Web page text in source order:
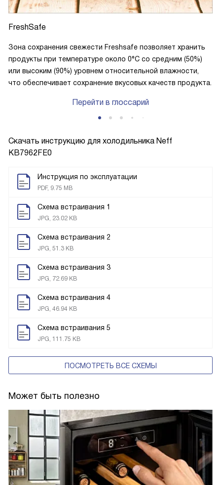
Скачать инструкцию для холодильника Neff
KB7962FE0
Инструкция по эксплуатации
PDF, 9.75 MB
Схема встраивания 1
JPG, 23.02 KB
Схема встраивания 2
JPG, 51.3 KB
Схема встраивания 3
JPG, 72.69 KB
Схема встраивания 4
JPG, 46.94 KB
Схема встраивания 5
JPG, 111.75 KB
ПОСМОТРЕТЬ ВСЕ СХЕМЫ
Может быть полезно
FreshSafe
Зона сохранения свежести Freshsafe позволяет хранить
продукты при температуре около 0°C со средним (50%)
или высоким (90%) уровнем относительной влажности,
что обеспечивает сохранение вкусовых качеств продукта.
Перейти в глоссарий